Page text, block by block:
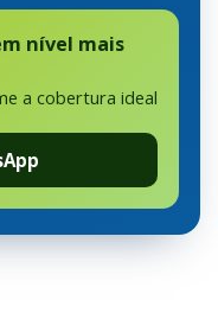
nível mais
a cobertura ideal